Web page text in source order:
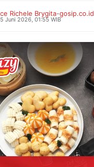
Richele Brygita-gosip.co.id
Juni 2026, 01:55 WIB